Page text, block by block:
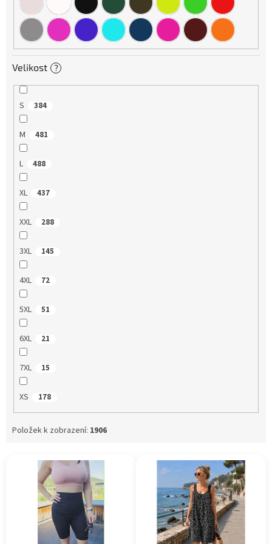
Velikost ?
S 384
M 481
L 488
XL 437
XXL 288
3XL 145
4XL 72
5XL 51
6XL 21
7XL 15
XS 178
Položek k zobrazení: 1906